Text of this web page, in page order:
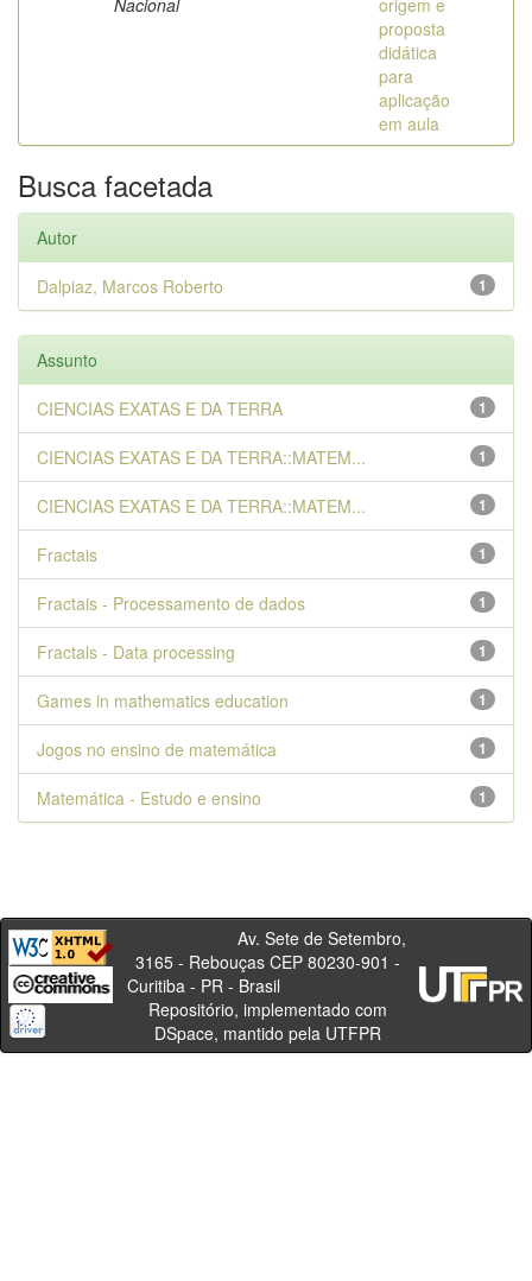
Nacional
origem e
proposta
didática
para
aplicação
em aula
Busca facetada
Autor
1
Dalpiaz, Marcos Roberto
Assunto
1
CIENCIAS EXATAS E DA TERRA
1
CIENCIAS EXATAS E DA TERRA::MATEM...
1
CIENCIAS EXATAS E DA TERRA::MATEM...
1
Fractais
1
Fractais - Processamento de dados
1
Fractals - Data processing
1
Games in mathematics education
1
Jogos no ensino de matemática
1
Matemática - Estudo e ensino
Av. Sete de Setembro,
3165 - Rebouças CEP 80230-901 -
Curitiba - PR - Brasil
Repositório, implementado com
DSpace, mantido pela UTFPR